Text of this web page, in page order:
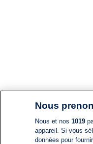
Nous
Nous et nos 1019
appareil. Si vous
données pour